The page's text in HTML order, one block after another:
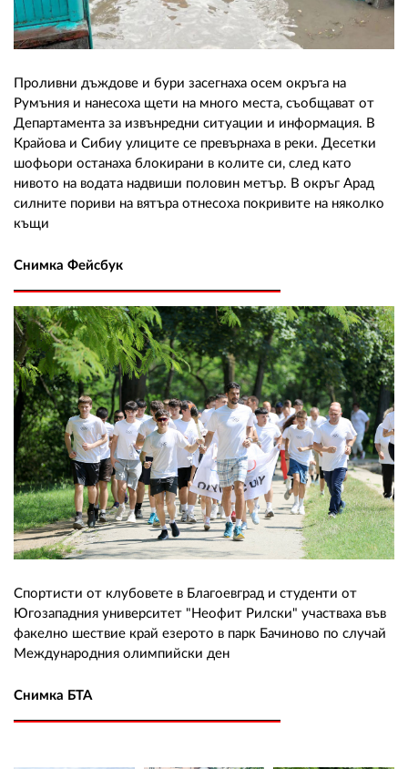
Проливни дъждове и бури засегнаха осем окръга на
Румъния и нанесоха щети на много места, съобщават от
Департамента за извънредни ситуации и информация. В
Крайова и Сибиу улиците се превърнаха в реки. Десетки
шофьори останаха блокирани в колите си, след като
нивото на водата надвиши половин метър. В окръг Арад
силните пориви на вятъра отнесоха покривите на няколко
къщи
Снимка Фейсбук
Спортисти от клубовете в Благоевград и студенти от
Югозападния университет "Неофит Рилски" участваха във
факелно шествие край езерото в парк Бачиново по случай
Международния олимпийски ден
Снимка БТА